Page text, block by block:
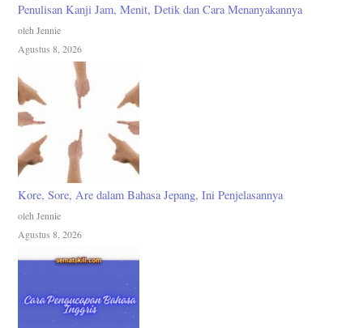
Penulisan Kanji Jam, Menit, Detik dan Cara Menanyakannya
oleh Jennie
Agustus 8, 2026
Kore, Sore, Are dalam Bahasa Jepang, Ini Penjelasannya
oleh Jennie
Agustus 8, 2026